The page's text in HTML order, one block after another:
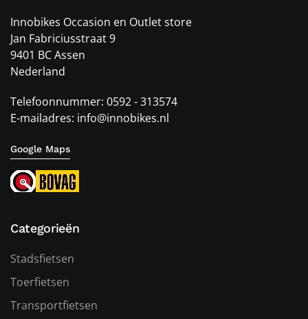
Innobikes Occasion en Outlet store
Jan Fabriciusstraat 9
9401 BC Assen
Nederland
Telefoonnummer: 0592 - 313574
E-mailadres: info@innobikes.nl
Google Maps
Categorieën
Stadsfietsen
Toerfietsen
Transportfietsen